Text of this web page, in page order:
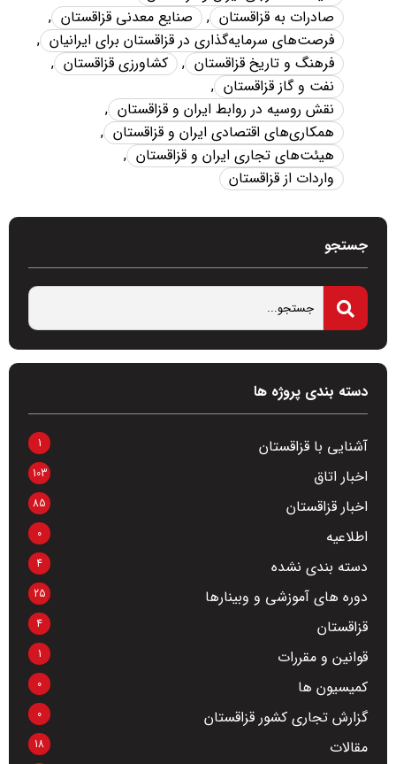
صادرات به قزاقستان , صنایع معدنی قزاقستان ,
فرصت‌های سرمایه‌گذاری در قزاقستان برای ایرانیان ,
فرهنگ و تاریخ قزاقستان , کشاورزی قزاقستان ,
نفت و گاز قزاقستان ,
نقش روسیه در روابط ایران و قزاقستان ,
همکاری‌های اقتصادی ایران و قزاقستان ,
هیئت‌های تجاری ایران و قزاقستان ,
واردات از قزاقستان
جستجو
دسته بندی پروژه ها
آشنایی با قزاقستان 1
اخبار اتاق 103
اخبار قزاقستان 85
اطلاعیه 0
دسته بندی نشده 4
دوره های آموزشی و وبینارها 25
قزاقستان 4
قوانین و مقررات 1
کمیسیون ها 0
گزارش تجاری کشور قزاقستان 0
مقالات 18